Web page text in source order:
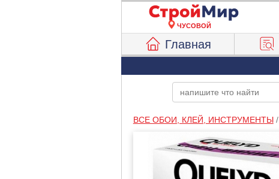
ЧУСОВОЙ
Главная
ВСЕ ОБОИ, КЛЕЙ, ИНСТРУМЕНТЫ/